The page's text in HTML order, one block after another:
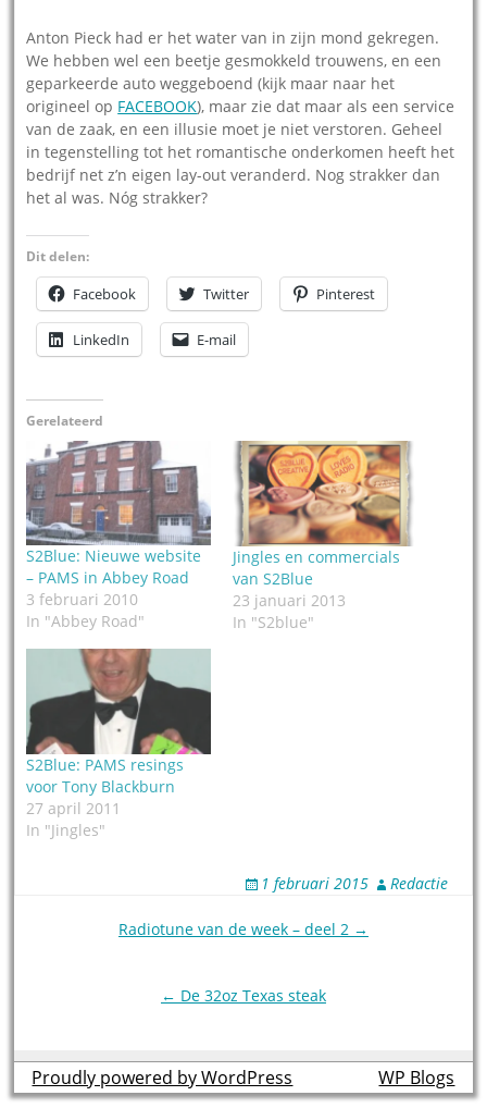
Anton Pieck had er het water van in zijn mond gekregen.
We hebben wel een beetje gesmokkeld trouwens, en een
geparkeerde auto weggeboend (kijk maar naar het
origineel op FACEBOOK), maar zie dat maar als een service
van de zaak, en een illusie moet je niet verstoren. Geheel
in tegenstelling tot het romantische onderkomen heeft het
bedrijf net z’n eigen lay-out veranderd. Nog strakker dan
het al was. Nóg strakker?
Dit delen:
Facebook Twitter Pinterest
LinkedIn E-mail
Gerelateerd
S2Blue: Nieuwe website
– PAMS in Abbey Road
3 februari 2010
In "Abbey Road"
Jingles en commercials
van S2Blue
23 januari 2013
In "S2blue"
S2Blue: PAMS resings
voor Tony Blackburn
27 april 2011
In "Jingles"
1 februari 2015 Redactie
Radiotune van de week – deel 2 →
← De 32oz Texas steak
Proudly powered by WordPress theme byWP Blogs